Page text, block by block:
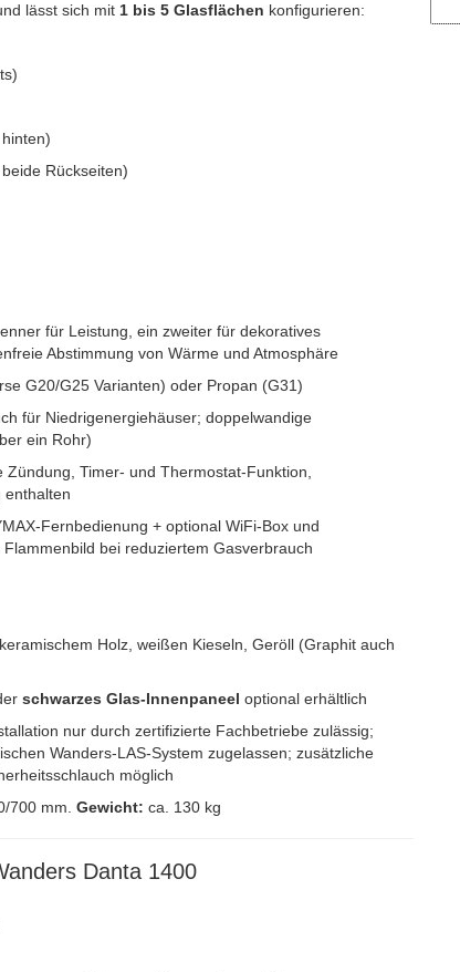
lässt sich mit 1 bis 5 Glasflächen konfigurieren:
Rückseiten)
für Leistung, ein zweiter für dekoratives
Abstimmung von Wärme und Atmosphäre
G20/G25 Varianten) oder Propan (G31)
für Niedrigenergiehäuser; doppelwandige
ein Rohr)
Zündung, Timer- und Thermostat‑Funktion,
enthalten
+ optional WiFi‑Box und
bei reduziertem Gasverbrauch
Holz, weißen Kieseln, Geröll (Graphit auch
schwarzes Glas-Innenpaneel optional erhältlich
nur durch zertifizierte Fachbetriebe zulässig;
Wanders-LAS-System zugelassen; zusätzliche
möglich
700 mm. Gewicht: ca. 130 kg
Danta 1400